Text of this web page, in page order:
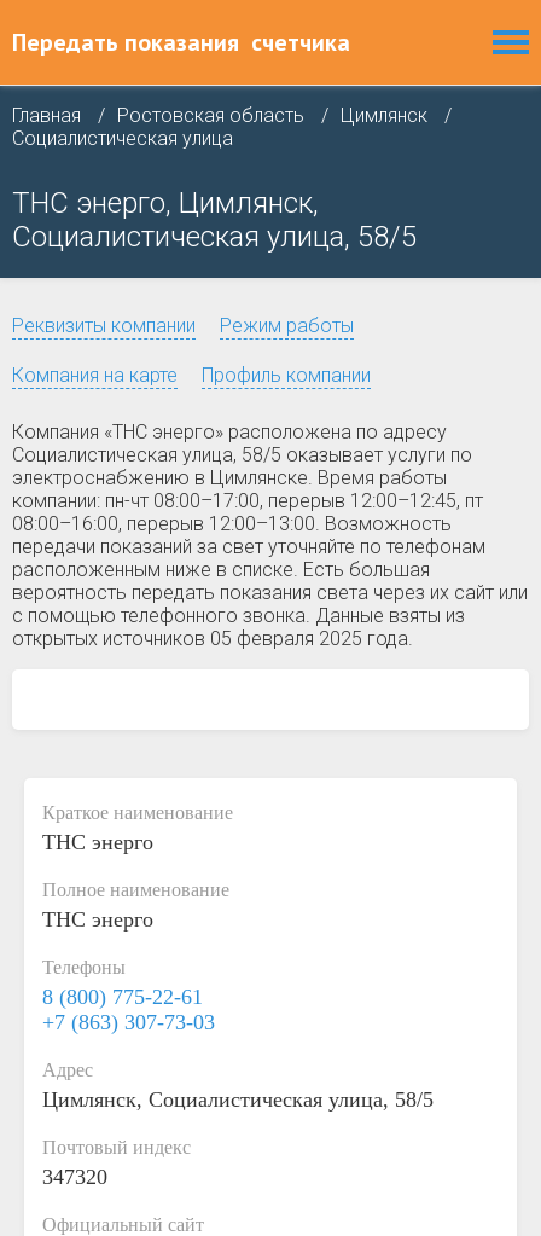
Передать показания счетчика
Главная Ростовская область
Цимлянск
Социалистическая улица
ТНС энерго, Цимлянск,
Социалистическая улица, 58/5
Реквизиты компании Режим работы
Компания на карте Профиль компании
Компания «ТНС энерго» расположена по адресу
Социалистическая улица, 58/5 оказывает услуги по
электроснабжению в Цимлянске. Время работы
компании: пн-чт 08:00–17:00, перерыв 12:00–12:45, пт
08:00–16:00, перерыв 12:00–13:00. Возможность
передачи показаний за свет уточняйте по телефонам
расположенным ниже в списке. Есть большая
вероятность передать показания света через их сайт или
с помощью телефонного звонка. Данные взяты из
открытых источников 05 февраля 2025 года.
Краткое наименование
ТНС энерго
Полное наименование
ТНС энерго
Телефоны
8 (800) 775-22-61
+7 (863) 307-73-03
Адрес
Цимлянск, Социалистическая улица, 58/5
Почтовый индекс
347320
Официальный сайт